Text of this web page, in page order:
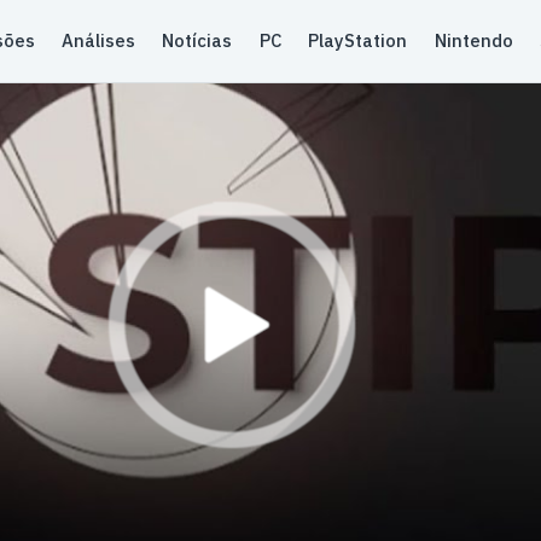
Análises Notícias PC PlayStation Nintendo